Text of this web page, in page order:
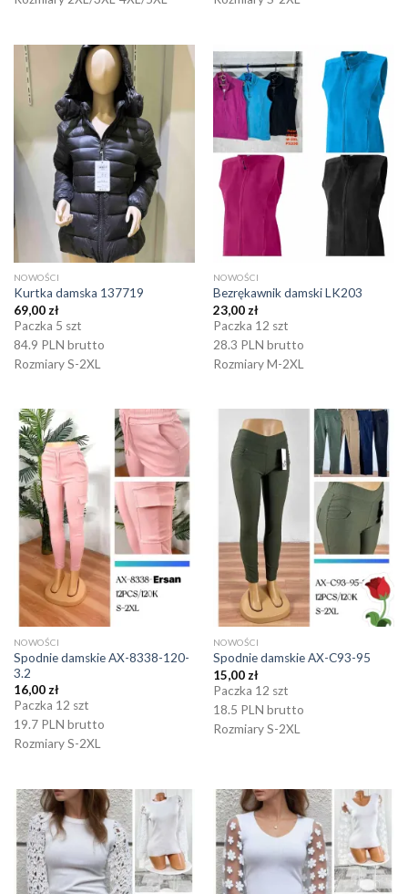
NOWOŚCI
Kurtka damska 137719
69,00 zł
Paczka 5 szt
84.9 PLN brutto
Rozmiary S-2XL
NOWOŚCI
Bezrękawnik damski LK203
23,00 zł
Paczka 12 szt
28.3 PLN brutto
Rozmiary M-2XL
NOWOŚCI
Spodnie damskie AX-8338-120-
3.2
16,00 zł
Paczka 12 szt
19.7 PLN brutto
Rozmiary S-2XL
NOWOŚCI
Spodnie damskie AX-C93-95
15,00 zł
Paczka 12 szt
18.5 PLN brutto
Rozmiary S-2XL